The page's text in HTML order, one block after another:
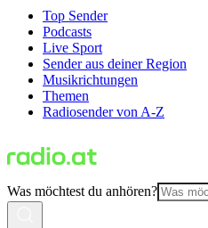
Top Sender
Podcasts
Live Sport
Sender aus deiner Region
Musikrichtungen
Themen
Radiosender von A-Z
Was möchtest du anhören?